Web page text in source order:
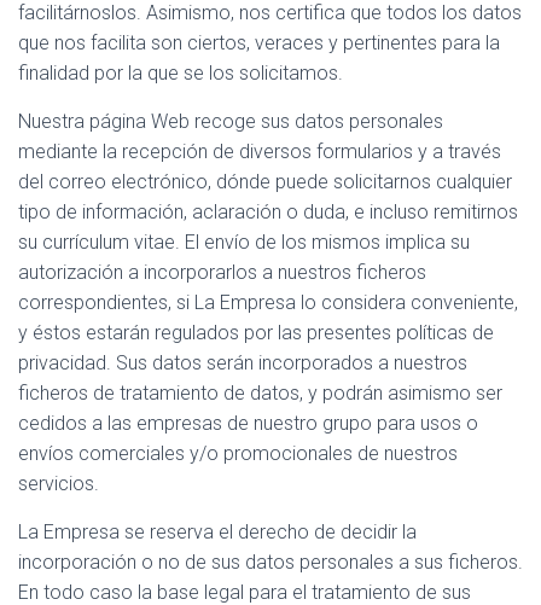
facilitárnoslos. Asimismo, nos certifica que todos los datos
que nos facilita son ciertos, veraces y pertinentes para la
finalidad por la que se los solicitamos.
Nuestra página Web recoge sus datos personales
mediante la recepción de diversos formularios y a través
del correo electrónico, dónde puede solicitarnos cualquier
tipo de información, aclaración o duda, e incluso remitirnos
su currículum vitae. El envío de los mismos implica su
autorización a incorporarlos a nuestros ficheros
correspondientes, si La Empresa lo considera conveniente,
y éstos estarán regulados por las presentes políticas de
privacidad. Sus datos serán incorporados a nuestros
ficheros de tratamiento de datos, y podrán asimismo ser
cedidos a las empresas de nuestro grupo para usos o
envíos comerciales y/o promocionales de nuestros
servicios.
La Empresa se reserva el derecho de decidir la
incorporación o no de sus datos personales a sus ficheros.
En todo caso la base legal para el tratamiento de sus